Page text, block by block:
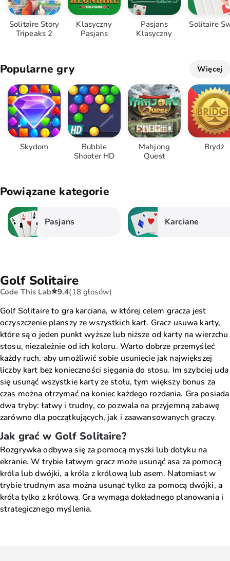
Solitaire Story
Tripeaks 2
Klasyczny
Pasjans
Pasjans
Klasyczny
Solitaire
Popularne gry Więcej
Skydom
Bubble
Shooter HD
Mahjong
Quest
Brydż
Powiązane kategorie
Pasjans Karciane
Golf Solitaire
Code This Lab 9.4(18 głosów)
Golf Solitaire to gra karciana, w której celem gracza jest
oczyszczenie planszy ze wszystkich kart. Gracz usuwa karty,
które są o jeden punkt wyższe lub niższe od karty na wierzchu
stosu, niezależnie od ich koloru. Warto dobrze przemyśleć
każdy ruch, aby umożliwić sobie usunięcie jak największej
liczby kart bez konieczności sięgania do stosu. Im szybciej uda
się usunąć wszystkie karty ze stołu, tym większy bonus za
czas można otrzymać na koniec każdego rozdania. Gra posiada
dwa tryby: łatwy i trudny, co pozwala na przyjemną zabawę
zarówno dla początkujących, jak i zaawansowanych graczy.
Jak grać w Golf Solitaire?
Rozgrywka odbywa się za pomocą myszki lub dotyku na
ekranie. W trybie łatwym gracz może usunąć asa za pomocą
króla lub dwójki, a króla z królową lub asem. Natomiast w
trybie trudnym asa można usunąć tylko za pomocą dwójki, a
króla tylko z królową. Gra wymaga dokładnego planowania i
strategicznego myślenia.